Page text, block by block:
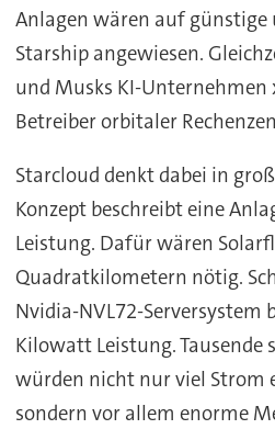
Anlagen wären auf
Starship angewiesen.
und Musks KI-Unternehmen
Betreiber orbitaler
Starcloud denkt dabei in
Konzept beschreibt eine
Leistung. Dafür wären
Quadratkilometern nötig.
Nvidia-NVL72-Serversystem
Kilowatt Leistung. Tausende
würden nicht nur viel Strom
sondern vor allem enorme